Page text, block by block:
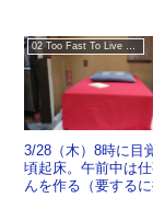
02 Too Fast To Live Too Young To Die
3/28（木）8時に目
頃起床。午前中は
んを作る（要する